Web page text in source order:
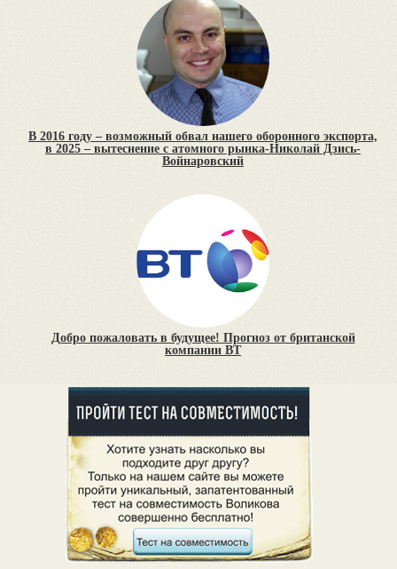
В 2016 году – возможный обвал нашего оборонного экспорта,
в 2025 – вытеснение с атомного рынка-Николай Дзись-
Войнаровский
Добро пожаловать в будущее! Прогноз от британской
компании BT